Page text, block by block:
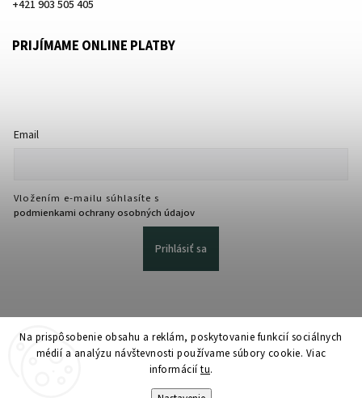
Na prispôsobenie obsahu a reklám, poskytovanie funkcií sociálnych
médií a analýzu návštevnosti používame súbory cookie. Viac
informáciítu.
+421 903 505 405
PRIJÍMAME ONLINE PLATBY
Email
Vložením e-mailu súhlasíte s
podmienkami ochrany osobných údajov
Prihlásiť sa
Upraviť nastavenie cookies